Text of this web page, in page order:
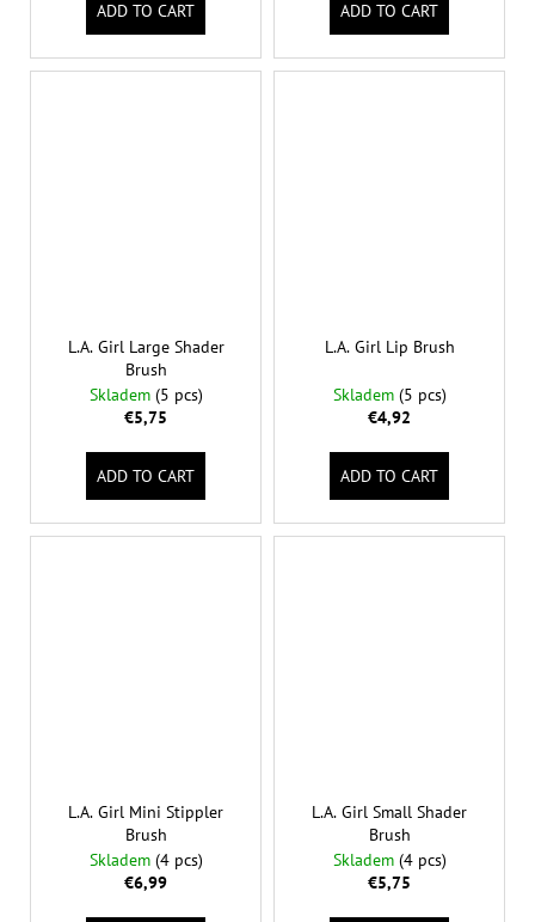
ADD TO CART ADD TO CART
L.A. Girl Large Shader
Brush
Skladem (5 pcs)
€5,75
ADD TO CART
L.A. Girl Lip Brush
Skladem (5 pcs)
€4,92
ADD TO CART
L.A. Girl Mini Stippler
Brush
Skladem (4 pcs)
€6,99
L.A. Girl Small Shader
Brush
Skladem (4 pcs)
€5,75